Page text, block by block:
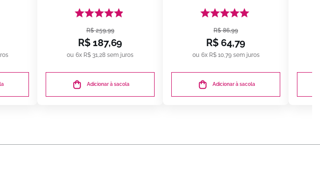
R$ 259,99
R$ 187,69
6x R$ 31,28 sem juros
Adicionar à sacola
300ml | bn.Cachos
R$ 86,99
R$ 64,79
6x R$ 10,79sem juros
Adicionar à sacola